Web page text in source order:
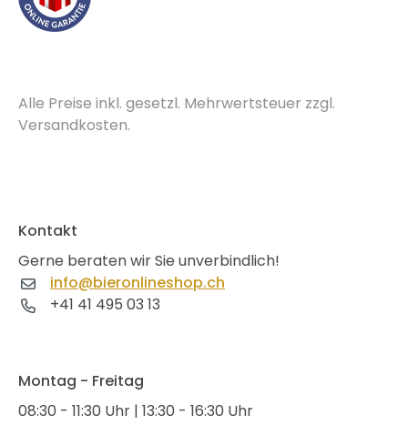
Alle Preise inkl. gesetzl. Mehrwertsteuer zzgl.
Versandkosten.
Kontakt
Gerne beraten wir Sie unverbindlich!
info@bieronlineshop.ch
+41 41 495 03 13
Montag - Freitag
08:30 - 11:30 Uhr | 13:30 - 16:30 Uhr